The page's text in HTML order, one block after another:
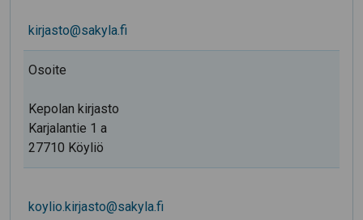
kirjasto@sakyla.fi
Osoite
Kepolan kirjasto
Karjalantie 1 a
27710 Köyliö
koylio.kirjasto@sakyla.fi